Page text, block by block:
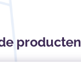
producten